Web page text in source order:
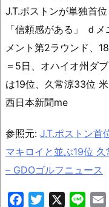
J.T.ポストンが単独首
「信頼感がある」 ｄ
メント第2ラウンド、
＝5日、オハイオ州ダ
は19位、久常涼33位
西日本新聞me
参照元: J.T.ポストン首
マキロイと並ぶ19位 久
– GDOゴルフニュース
FacebookTwitter Line